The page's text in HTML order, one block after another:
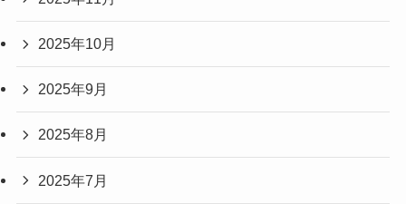
2025年10月
2025年9月
2025年8月
2025年7月